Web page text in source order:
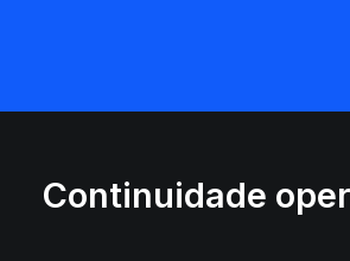
Continuidade